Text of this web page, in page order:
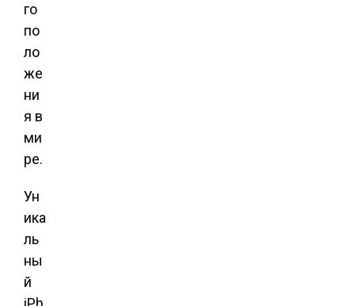
го
по
ло
же
ни
я в
ми
ре.
Ун
ика
ль
ны
й